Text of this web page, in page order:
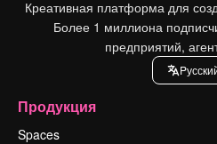
Креативная платформа для
Более 1 миллиона
предприятий,
Продукция
Spaces